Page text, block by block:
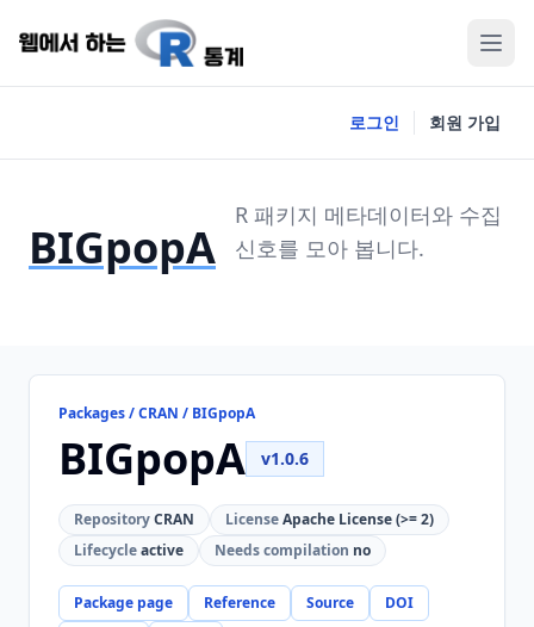
로그인 회원 가입
BIGpopA
R 패키지 메타데이터와 수집
신호를 모아 봅니다.
Packages / CRAN / BIGpopA
BIGpopA v1.0.6
RepositoryCRAN LicenseApache License (>= 2)
Lifecycleactive Needs compilation no
Package page Reference Source
DOI